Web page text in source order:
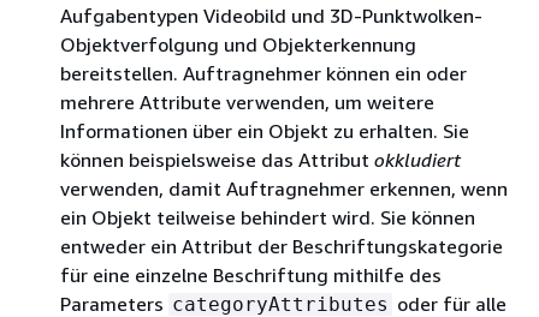
Aufgabentypen Videobild und 3D-Punktwolken-
Objektverfolgung und Objekterkennung
bereitstellen. Auftragnehmer können ein oder
mehrere Attribute verwenden, um weitere
Informationen über ein Objekt zu erhalten. Sie
können beispielsweise das Attribut okkludiert
verwenden, damit Auftragnehmer erkennen, wenn
ein Objekt teilweise behindert wird. Sie können
entweder ein Attribut der Beschriftungskategorie
für eine einzelne Beschriftung mithilfe des
Parameters categoryAttributes oder für alle